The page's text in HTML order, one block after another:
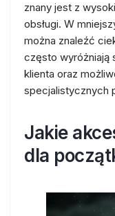
znany jest z
obsługi. W
można znaleźć
często wyróżniają
klienta oraz
specjalistycznych
Jakie
dla